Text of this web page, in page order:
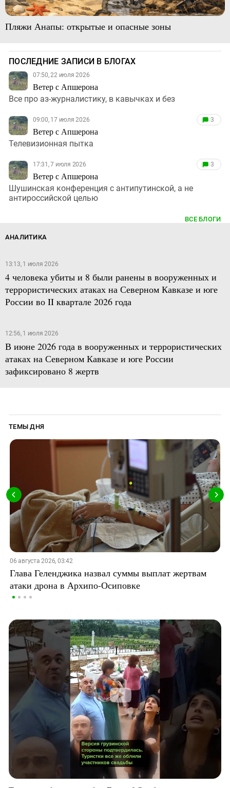
Пляжи Анапы: открытые и опасные зоны
ПОСЛЕДНИЕ ЗАПИСИ В БЛОГАХ
07:50, 22 июля 2026
Ветер с Апшерона
Все про аз-журналистику, в кавычках и без
09:00, 17 июля 2026
Ветер с Апшерона
3
Телевизионная пытка
17:31, 7 июля 2026
Ветер с Апшерона
3
Шушинская конференция с антипутинской, а не
антироссийской целью
ВСЕ БЛОГИ
АНАЛИТИКА
13:13, 1 июля 2026
4 человека убиты и 8 были ранены в вооруженных и
террористических атаках на Северном Кавказе и юге
России во II квартале 2026 года
12:56, 1 июля 2026
В июне 2026 года в вооруженных и террористических
атаках на Северном Кавказе и юге России
зафиксировано 8 жертв
ТЕМЫ ДНЯ
06 августа 2026, 03:42
Глава Геленджика назвал суммы выплат жертвам
атаки дрона в Архипо-Осиповке